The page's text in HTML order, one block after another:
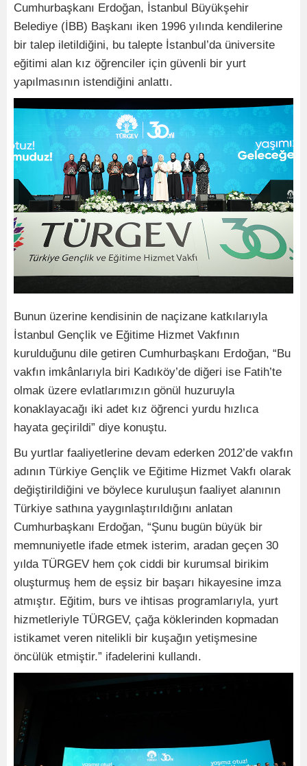
Cumhurbaşkanı Erdoğan, İstanbul Büyükşehir
Belediye (İBB) Başkanı iken 1996 yılında kendilerine
bir talep iletildiğini, bu talepte İstanbul’da üniversite
eğitimi alan kız öğrenciler için güvenli bir yurt
yapılmasının istendiğini anlattı.
Bunun üzerine kendisinin de naçizane katkılarıyla
İstanbul Gençlik ve Eğitime Hizmet Vakfının
kurulduğunu dile getiren Cumhurbaşkanı Erdoğan, “Bu
vakfın imkânlarıyla biri Kadıköy’de diğeri ise Fatih’te
olmak üzere evlatlarımızın gönül huzuruyla
konaklayacağı iki adet kız öğrenci yurdu hızlıca
hayata geçirildi” diye konuştu.
Bu yurtlar faaliyetlerine devam ederken 2012’de vakfın
adının Türkiye Gençlik ve Eğitime Hizmet Vakfı olarak
değiştirildiğini ve böylece kuruluşun faaliyet alanının
Türkiye sathına yaygınlaştırıldığını anlatan
Cumhurbaşkanı Erdoğan, “Şunu bugün büyük bir
memnuniyetle ifade etmek isterim, aradan geçen 30
yılda TÜRGEV hem çok ciddi bir kurumsal birikim
oluşturmuş hem de eşsiz bir başarı hikayesine imza
atmıştır. Eğitim, burs ve ihtisas programlarıyla, yurt
hizmetleriyle TÜRGEV, çağa köklerinden kopmadan
istikamet veren nitelikli bir kuşağın yetişmesine
öncülük etmiştir.” ifadelerini kullandı.